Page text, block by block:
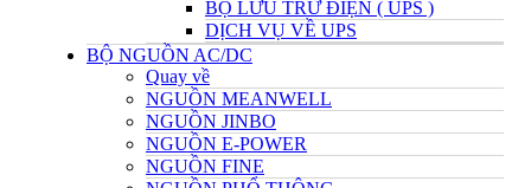
BỘ LƯU TRỮ ĐIỆN ( UPS )
DỊCH VỤ VỀ UPS
BỘ NGUỒN AC/DC
Quay về
NGUỒN MEANWELL
NGUỒN JINBO
NGUỒN E-POWER
NGUỒN FINE